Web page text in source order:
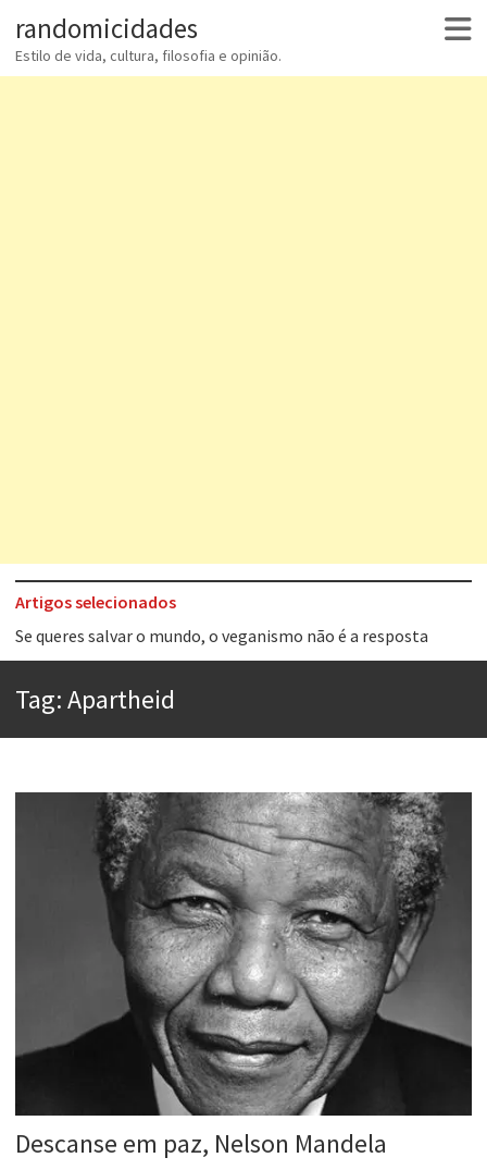
randomicidades
Estilo de vida, cultura, filosofia e opinião.
Artigos selecionados
Tem que filmar isso daí
Aprender a fracassar é o segredo do sucesso
Esse tal de Rock Gaúcho
Os causos de Jorge Luis Borges
Voto obrigatório é correto?
Se queres salvar o mundo, o veganismo não é a resposta
Tag:Apartheid
Descanse em paz, Nelson Mandela